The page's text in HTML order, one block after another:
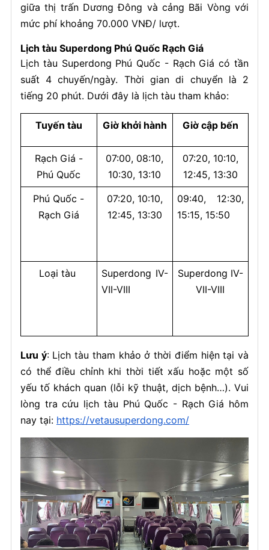
giữa thị trấn Dương Đông và cảng Bãi Vòng với
mức phí khoảng 70.000 VNĐ/ lượt.
Lịch tàu Superdong Phú Quốc Rạch Giá
Lịch tàu Superdong Phú Quốc - Rạch Giá có tần
suất 4 chuyến/ngày. Thời gian di chuyển là 2
tiếng 20 phút. Dưới đây là lịch tàu tham khảo:
Tuyến tàu Giờ khởi hành Giờ cập bến
Rạch Giá -
Phú Quốc
07:00, 08:10,
10:30, 13:10
07:20, 10:10,
12:45, 13:30
Phú Quốc -
Rạch Giá
07:20, 10:10,
12:45, 13:30
09:40, 12:30,
15:15, 15:50
Loại tàu
Superdong IV-
VII-VIII
Superdong IV-
VII-VIII
Lưu ý: Lịch tàu tham khảo ở thời điểm hiện tại và
có thể điều chỉnh khi thời tiết xấu hoặc một số
yếu tố khách quan (lỗi kỹ thuật, dịch bệnh…). Vui
lòng tra cứu lịch tàu Phú Quốc - Rạch Giá hôm
nay tại: https://vetausuperdong.com/